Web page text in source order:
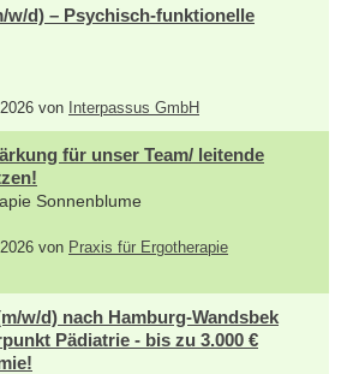
w/d) – Psychisch-funktionelle
von Interpassus GmbH
für unser Team/ leitende
Sonnenblume
von Praxis für Ergotherapie
w/d) nach Hamburg-Wandsbek
Pädiatrie - bis zu 3.000 €